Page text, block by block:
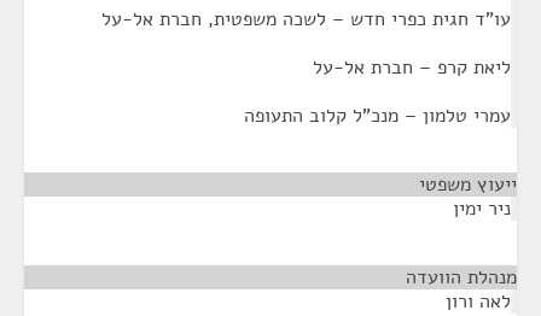
עו"ד חגית כפרי חדש – לשכה משפטית, חברת אל-על
ליאת קרפ – חברת אל-על
עמרי טלמון – מנכ"ל קלוב התעופה
ייעוץ משפטי
ניר ימין
מנהלת הוועדה
לאה ורון